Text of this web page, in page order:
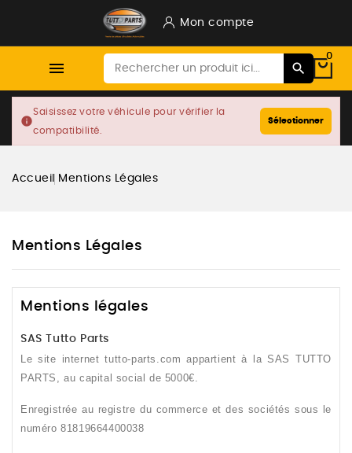
Mon compte

0
info
Saisissez votre véhicule pour vérifier la
compatibilité.
Sélectionner
Accueil Mentions Légales
Mentions Légales
Mentions légales
SAS Tutto Parts
Le site internet tutto-parts.com appartient à la SAS TUTTO
PARTS, au capital social de 5000€.
Enregistrée au registre du commerce et des sociétés sous le
numéro 81819664400038